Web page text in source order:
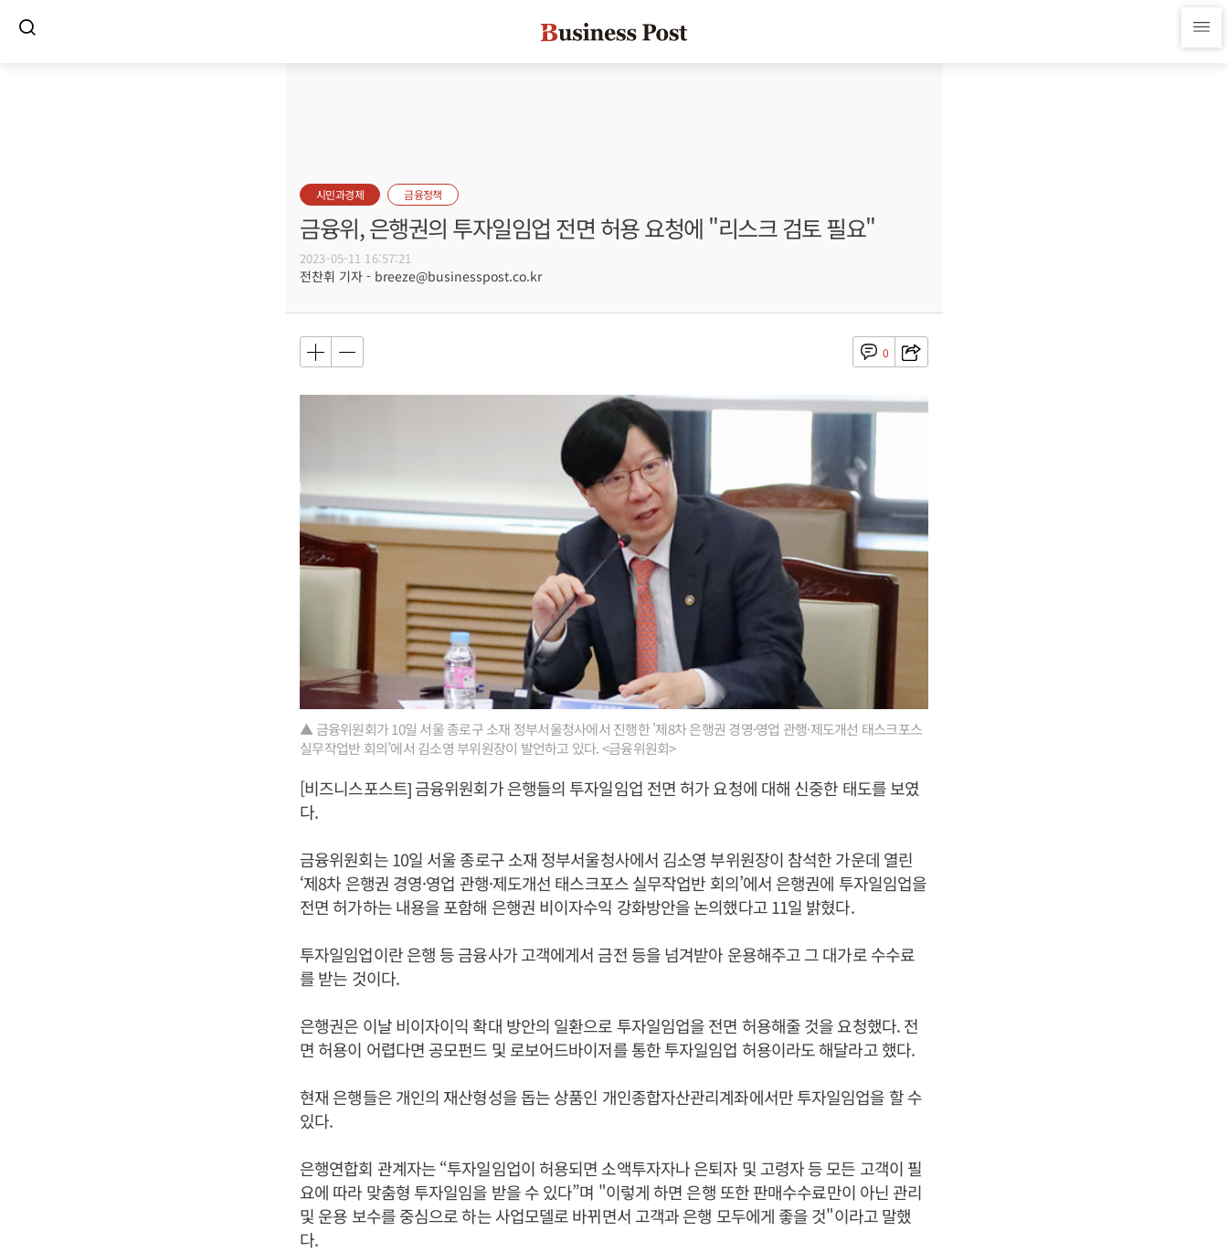
시민과경제 금융정책
금융위, 은행권의 투자일임업 전면 허용 요청에 "리스크 검토 필요"
2023-05-11 16:57:21
전찬휘 기자 - breeze@businesspost.co.kr
0
▲ 금융위원회가 10일 서울 종로구 소재 정부서울청사에서 진행한 '제8차 은행권 경영·영업 관행·제도개선 태스크포스
실무작업반 회의’에서 김소영 부위원장이 발언하고 있다. <금융위원회>
[비즈니스포스트] 금융위원회가 은행들의 투자일임업 전면 허가 요청에 대해 신중한 태도를 보였
다.
금융위원회는 10일 서울 종로구 소재 정부서울청사에서 김소영 부위원장이 참석한 가운데 열린
‘제8차 은행권 경영·영업 관행·제도개선 태스크포스 실무작업반 회의’에서 은행권에 투자일임업을
전면 허가하는 내용을 포함해 은행권 비이자수익 강화방안을 논의했다고 11일 밝혔다.
투자일임업이란 은행 등 금융사가 고객에게서 금전 등을 넘겨받아 운용해주고 그 대가로 수수료
를 받는 것이다.
은행권은 이날 비이자이익 확대 방안의 일환으로 투자일임업을 전면 허용해줄 것을 요청했다. 전
면 허용이 어렵다면 공모펀드 및 로보어드바이저를 통한 투자일임업 허용이라도 해달라고 했다.
현재 은행들은 개인의 재산형성을 돕는 상품인 개인종합자산관리계좌에서만 투자일임업을 할 수
있다.
은행연합회 관계자는 “투자일임업이 허용되면 소액투자자나 은퇴자 및 고령자 등 모든 고객이 필
요에 따라 맞춤형 투자일임을 받을 수 있다”며 "이렇게 하면 은행 또한 판매수수료만이 아닌 관리
및 운용 보수를 중심으로 하는 사업모델로 바뀌면서 고객과 은행 모두에게 좋을 것"이라고 말했
다.